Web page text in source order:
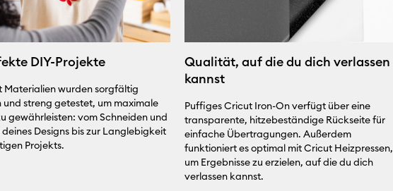
DIY-Projekte
Materialien wurden sorgfältig
streng getestet, um maximale
gewährleisten: vom Schneiden und
Designs bis zur Langlebigkeit
Projekts.
Qualität, auf die du dich verlassen
kannst
Puffiges Cricut Iron-On verfügt über eine
transparente, hitzebeständige Rückseite für
einfache Übertragungen. Außerdem
funktioniert es optimal mit Cricut Heizpressen,
um Ergebnisse zu erzielen, auf die du dich
verlassen kannst.